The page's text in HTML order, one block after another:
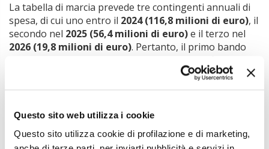
Questo sito web utilizza i cookie
Questo sito utilizza cookie di profilazione e di marketing,
La tabella di marcia prevede tre contingenti annuali di
spesa, di cui uno entro il 2024 (116,8 milioni di euro), il
secondo nel 2025 (56,4 milioni di euro)e il terzo nel
2026 (19,8 milioni di euro). Pertanto, il primo bando
Tratto dall’articolo pubblicato suL’Informatore Agrarion.
Aiuti per investire a chi produce biogas
Per leggere l’articolo
completoabbonati aL’Informatore Agrario